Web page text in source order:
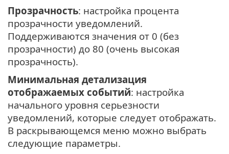
Прозрачность: настройка процента
прозрачности уведомлений.
Поддерживаются значения от 0 (без
прозрачности) до 80 (очень высокая
прозрачность).
Минимальная детализация
отображаемых событий: настройка
начального уровня серьезности
уведомлений, которые следует отображать.
В раскрывающемся меню можно выбрать
следующие параметры.